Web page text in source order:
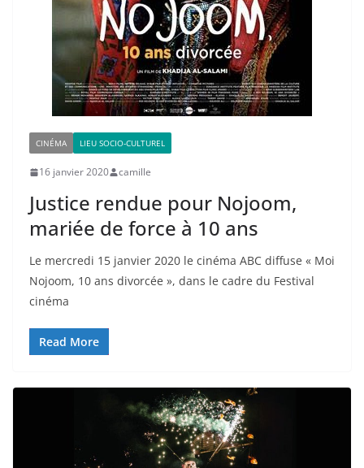
CINÉMA LIEU SOCIO-CULTUREL
16 janvier 2020 camille
Justice rendue pour Nojoom,
mariée de force à 10 ans
Le mercredi 15 janvier 2020 le cinéma ABC diffuse « Moi
Nojoom, 10 ans divorcée », dans le cadre du Festival
cinéma
Read More